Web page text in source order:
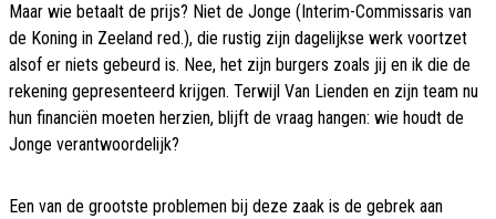
Maar wie betaalt de prijs? Niet de Jonge (Interim-Commissaris van
de Koning in Zeeland red.), die rustig zijn dagelijkse werk voortzet
alsof er niets gebeurd is. Nee, het zijn burgers zoals jij en ik die de
rekening gepresenteerd krijgen. Terwijl Van Lienden en zijn team nu
hun financiën moeten herzien, blijft de vraag hangen: wie houdt de
Jonge verantwoordelijk?
Een van de grootste problemen bij deze zaak is de gebrek aan